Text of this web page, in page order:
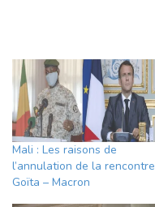
Mali : Les raisons de
l’annulation de la rencontre
Goïta – Macron